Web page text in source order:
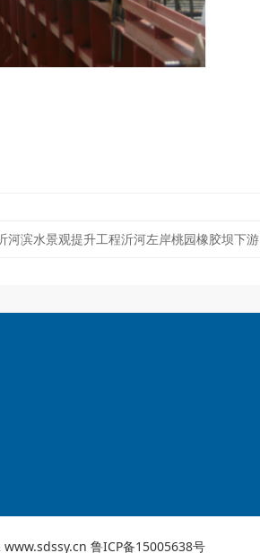
河滨水景观提升工程沂河左岸桃园橡胶坝下游绿道项目
鲁ICP备15005638号